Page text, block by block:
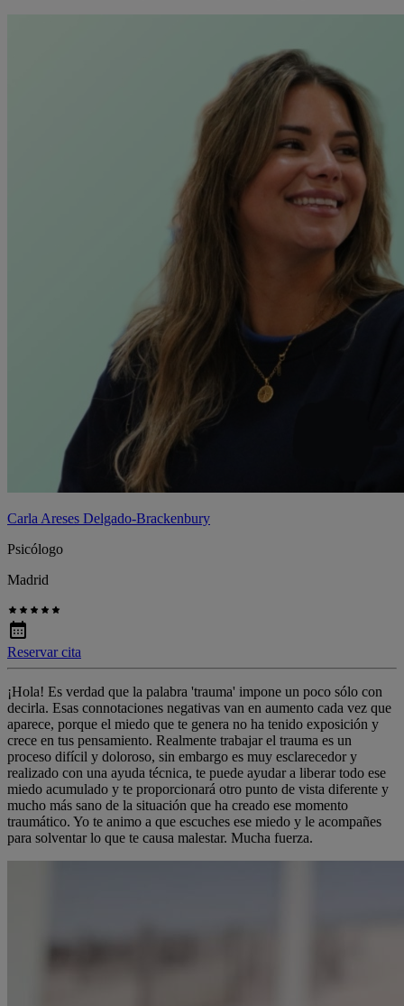
Carla Areses Delgado-Brackenbury
Psicólogo
Madrid
Reservar cita
¡Hola! Es verdad que la palabra 'trauma' impone un poco sólo con
decirla. Esas connotaciones negativas van en aumento cada vez que
aparece, porque el miedo que te genera no ha tenido exposición y
crece en tus pensamiento. Realmente trabajar el trauma es un
proceso difícil y doloroso, sin embargo es muy esclarecedor y
realizado con una ayuda técnica, te puede ayudar a liberar todo ese
miedo acumulado y te proporcionará otro punto de vista diferente y
mucho más sano de la situación que ha creado ese momento
traumático. Yo te animo a que escuches ese miedo y le acompañes
para solventar lo que te causa malestar. Mucha fuerza.